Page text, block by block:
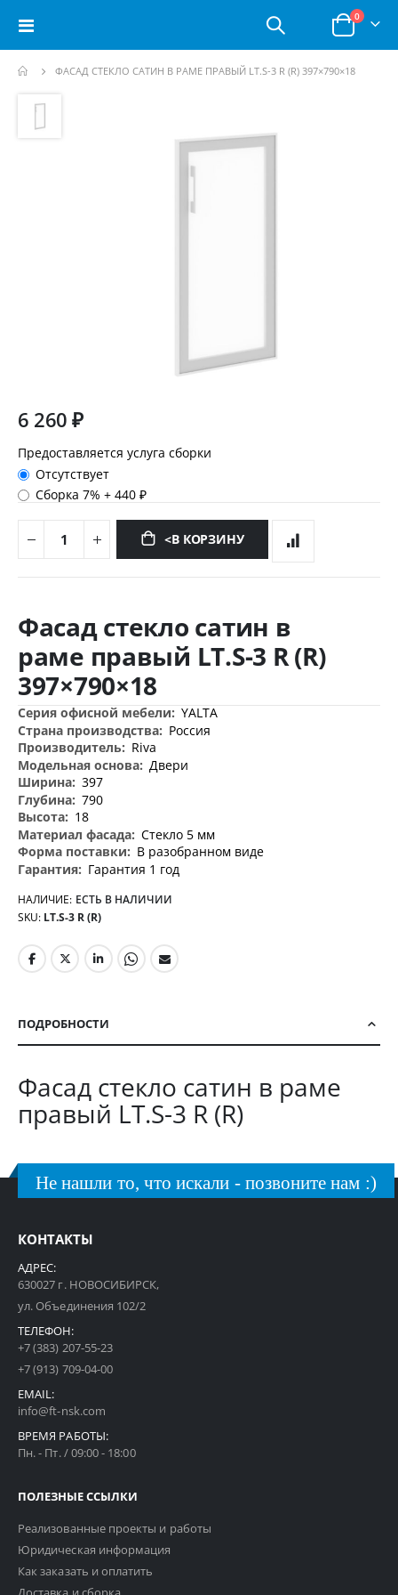
Toggle
Корзина
0позиции
ФАСАД СТЕКЛО САТИН В РАМЕ ПРАВЫЙ LT.S-3 R (R) 397×790×18
Пропустить
перейти
6 260 ₽
Предоставляется услуга сборки
Отсутствует
Сборка 7%+440 ₽
<В КОРЗИНУ
началу
изображений
Фасад стекло сатин в
раме правый LT.S-3 R (R)
397×790×18
Дополнительная
информация
YALTA
Россия
Riva
Двери
397
790
18
Стекло 5 мм
В разобранном виде
Гарантия 1 год
НАЛИЧИЕ: ЕСТЬ В НАЛИЧИИ
SKU LT.S-3 R (R)
ПОДРОБНОСТИ
Фасад стекло сатин в раме
правый LT.S-3 R (R)
Не нашли то, что искали - позвоните нам :)
КОНТАКТЫ
АДРЕС:
630027 г. НОВОСИБИРСК,
ул. Объединения 102/2
ТЕЛЕФОН:
+7 (383) 207-55-23
+7 (913) 709-04-00
EMAIL:
info@ft-nsk.com
ВРЕМЯ РАБОТЫ:
Пн. - Пт. / 09:00 - 18:00
ПОЛЕЗНЫЕ ССЫЛКИ
Реализованные проекты и работы
Юридическая информация
Как заказать и оплатить